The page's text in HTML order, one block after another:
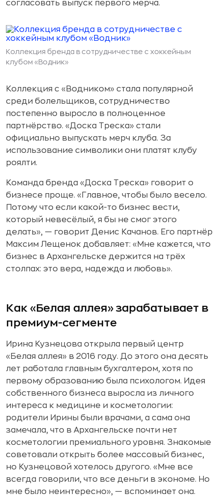
согласовать выпуск первого мерча.
Коллекция бренда в сотрудничестве с хоккейным
клубом «Водник»
Коллекция с «Водником» стала популярной
среди болельщиков, сотрудничество
постепенно выросло в полноценное
партнёрство. «Доска Треска» стали
официально выпускать мерч клуба. За
использование символики они платят клубу
роялти.
Команда бренда «Доска Треска» говорит о
бизнесе проще. «Главное, чтобы было весело.
Потому что если какой-то бизнес вести,
который невесёлый, я бы не смог этого
делать», — говорит Денис Качанов. Его партнёр
Максим Лещенок добавляет: «Мне кажется, что
бизнес в Архангельске держится на трёх
столпах: это вера, надежда и любовь».
Как «Белая аллея» зарабатывает в
премиум-сегменте
Ирина Кузнецова открыла первый центр
«Белая аллея» в 2016 году. До этого она десять
лет работала главным бухгалтером, хотя по
первому образованию была психологом. Идея
собственного бизнеса выросла из личного
интереса к медицине и косметологии:
родители Ирины были врачами, а сама она
замечала, что в Архангельске почти нет
косметологии премиального уровня. Знакомые
советовали открыть более массовый бизнес,
но Кузнецовой хотелось другого. «Мне все
всегда говорили, что все деньги в экономе. Но
мне было неинтересно», — вспоминает она.